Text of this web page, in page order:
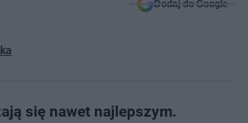
Dodaj do Google
się nawet najlepszym.